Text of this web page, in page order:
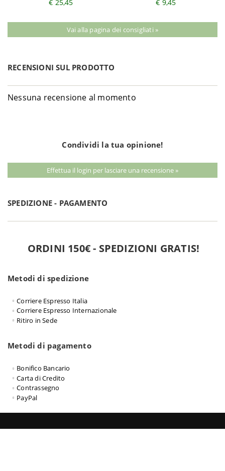
€ 25,45 € 9,45
Vai alla pagina dei consigliati »
RECENSIONI SUL PRODOTTO
Nessuna recensione al momento
Condividi la tua opinione!
Effettua il login per lasciare una recensione »
SPEDIZIONE - PAGAMENTO
ORDINI 150€ - SPEDIZIONI GRATIS!
Metodi di spedizione
Corriere Espresso Italia
Corriere Espresso Internazionale
Ritiro in Sede
Metodi di pagamento
Bonifico Bancario
Carta di Credito
Contrassegno
PayPal